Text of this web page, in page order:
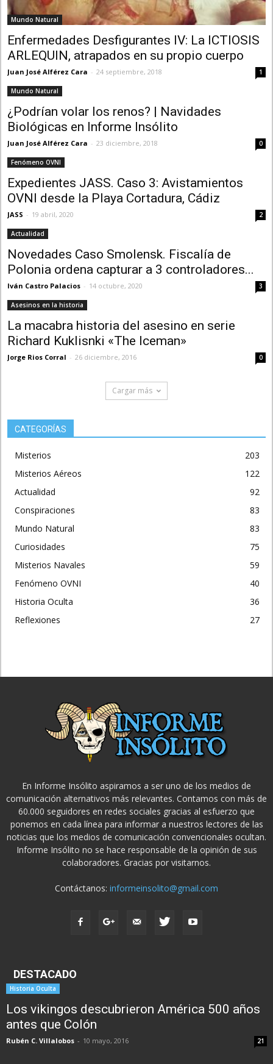
Mundo Natural
Enfermedades Desfigurantes IV: La ICTIOSIS
ARLEQUIN, atrapados en su propio cuerpo
Juan José Alférez Cara - 24 septiembre, 2018 1
Mundo Natural
¿Podrían volar los renos? | Navidades
Biológicas en Informe Insólito
Juan José Alférez Cara - 23 diciembre, 2018 0
Fenómeno OVNI
Expedientes JASS. Caso 3: Avistamientos
OVNI desde la Playa Cortadura, Cádiz
JASS - 19 abril, 2020 2
Actualidad
Novedades Caso Smolensk. Fiscalía de
Polonia ordena capturar a 3 controladores...
Iván Castro Palacios - 14 octubre, 2020 3
Asesinos en la historia
La macabra historia del asesino en serie
Richard Kuklisnki «The Iceman»
Jorge Rios Corral - 26 diciembre, 2016 0
Cargar más
CATEGORÍAS
Misterios
203
Misterios Aéreos
122
Actualidad
92
Conspiraciones
83
Mundo Natural
83
Curiosidades
75
Misterios Navales
59
Fenómeno OVNI
40
Historia Oculta
36
Reflexiones
27
En Informe Insólito aspiramos a ser uno de los medios de
comunicación alternativos más relevantes. Contamos con más de
60.000 seguidores en redes sociales gracias al esfuerzo que
ponemos en cada línea para informar a nuestros lectores de las
noticias que los medios de comunicación convencionales ocultan.
Informe Insólito no se hace responsable de la opinión de sus
colaboradores. Gracias por visitarnos.
Contáctanos: informeinsolito@gmail.com
DESTACADO
Historia Oculta
Los vikingos descubrieron América 500 años
antes que Colón
Rubén C. Villalobos - 10 mayo, 2016 21